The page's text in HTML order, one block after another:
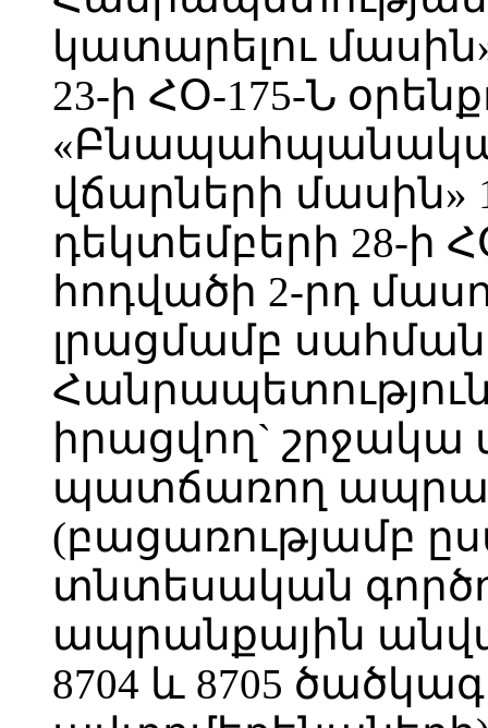
կատարելու
23-ի ՀՕ-175-Ն
վճարների մասին»
դեկտեմբերի 28-ի
հոդվածի 2-րդ
լրացմամբ
իրացվող` շրջակա
պատճառող
(բացառությամբ
տնտեսական
ապրանքային
8704 և 8705